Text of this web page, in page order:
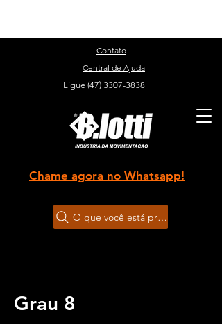
Contato
Central de Ajuda
Ligue (47) 3307-3838
Chame agora no Whatsapp!
O que você está procurando?
Grau 8